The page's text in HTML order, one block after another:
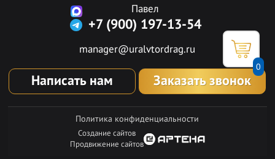
0
Павел
+7 (900) 197-13-54
manager@uralvtordrag.ru
Написать нам Заказать звонок
Политика конфиденциальности
Создание сайтов
Продвижение сайтов